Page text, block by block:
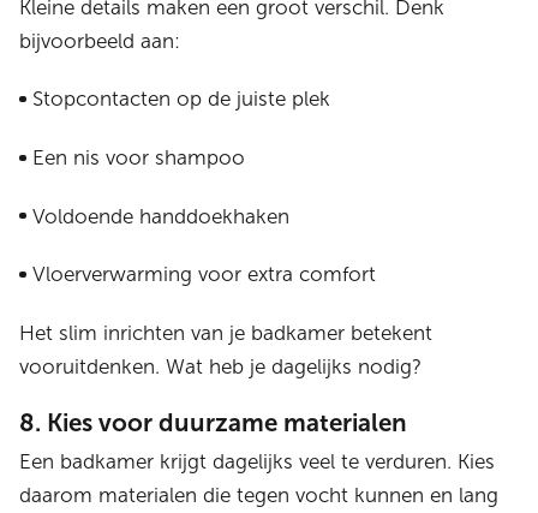
Kleine details maken een groot verschil. Denk
bijvoorbeeld aan:
Stopcontacten op de juiste plek
Een nis voor shampoo
Voldoende handdoekhaken
Vloerverwarming voor extra comfort
Het slim inrichten van je badkamer betekent
vooruitdenken. Wat heb je dagelijks nodig?
8. Kies voor duurzame materialen
Een badkamer krijgt dagelijks veel te verduren. Kies
daarom materialen die tegen vocht kunnen en lang